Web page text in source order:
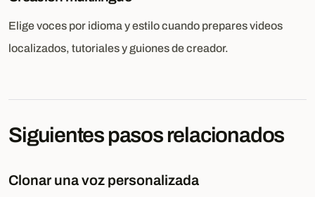
Elige voces por idioma y estilo cuando prepares videos
localizados, tutoriales y guiones de creador.
Siguientes pasos relacionados
Clonar una voz personalizada